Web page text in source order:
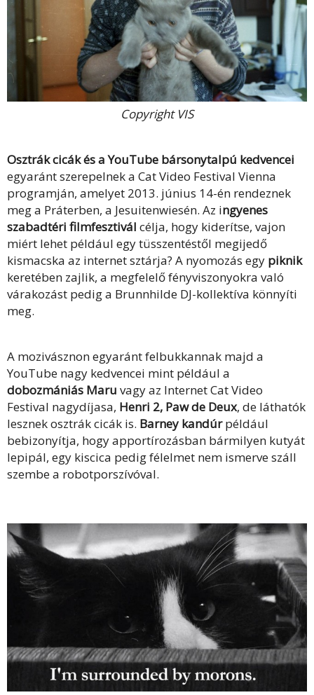
Copyright VIS
Osztrák cicák és a YouTube bársonytalpú kedvencei
egyaránt szerepelnek a Cat Video Festival Vienna
programján, amelyet 2013. június 14-én rendeznek
meg a Práterben, a Jesuitenwiesén. Az ingyenes
szabadtéri filmfesztivál célja, hogy kiderítse, vajon
miért lehet például egy tüsszentéstől megijedő
kismacska az internet sztárja? A nyomozás egy piknik
keretében zajlik, a megfelelő fényviszonyokra való
várakozást pedig a Brunnhilde DJ-kollektíva könnyíti
meg.
A mozivásznon egyaránt felbukkannak majd a
YouTube nagy kedvencei mint például a
dobozmániás Maru vagy az Internet Cat Video
Festival nagydíjasa, Henri 2, Paw de Deux, de láthatók
lesznek osztrák cicák is. Barney kandúrpéldául
bebizonyítja, hogy apportírozásban bármilyen kutyát
lepipál, egy kiscica pedig félelmet nem ismerve száll
szembe a robotporszívóval.